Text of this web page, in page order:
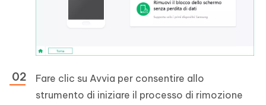
Fare clic su Avvia per consentire allo
strumento di iniziare il processo di rimozione